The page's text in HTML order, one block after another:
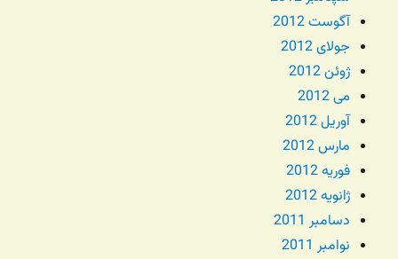
آگوست 2012
جولای 2012
ژوئن 2012
می 2012
آوریل 2012
مارس 2012
فوریه 2012
ژانویه 2012
دسامبر 2011
نوامبر 2011